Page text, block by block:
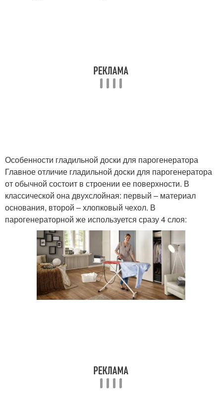
Особенности гладильной доски для парогенератора
Главное отличие гладильной доски для парогенератора
от обычной состоит в строении ее поверхности. В
классической она двухслойная: первый – материал
основания, второй – хлопковый чехол. В
парогенераторной же используется сразу 4 слоя: